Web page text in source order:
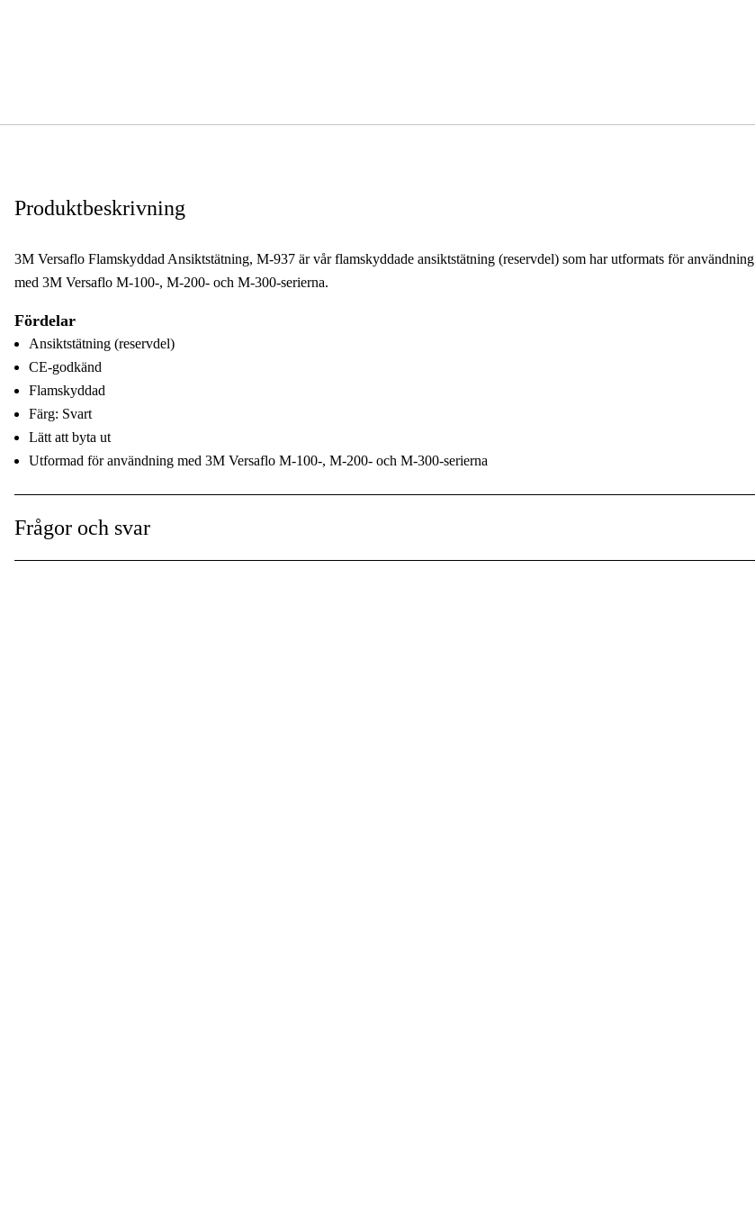
Produktbeskrivning
3M Versaflo Flamskyddad Ansiktstätning, M-937 är vår flamskyddade ansiktstätning (reservdel) som har utformats för användning
med 3M Versaflo M-100-, M-200- och M-300-serierna.
Fördelar
Ansiktstätning (reservdel)
CE-godkänd
Flamskyddad
Färg: Svart
Lätt att byta ut
Utformad för användning med 3M Versaflo M-100-, M-200- och M-300-serierna
Tekniska data
Frågor och svar